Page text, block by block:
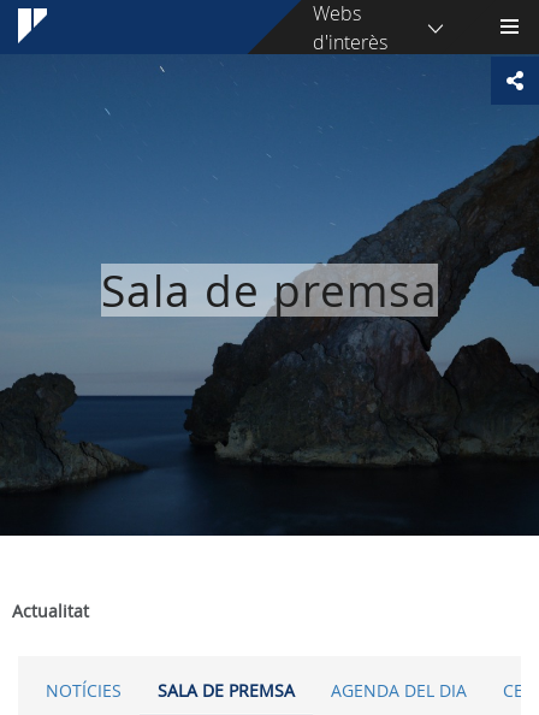
Webs
d'interès
Sala de premsa
Actualitat
NOTÍCIES SALA DE PREMSA AGENDA DEL DIA